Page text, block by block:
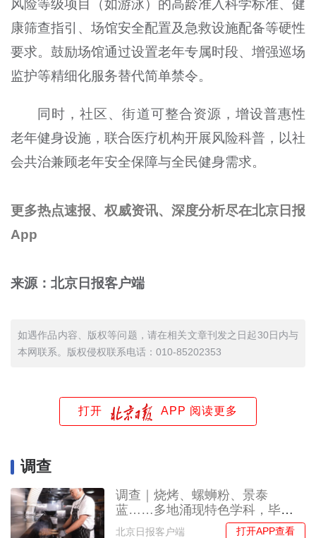
风险等级项目（如游泳）的高龄准入科学标准、健
康筛查指引、场馆安全配置及急救设施配备等硬性
要求。鼓励场馆通过设置老年专属时段、增强巡场
监护等精细化服务替代简单禁令。
同时，社区、街道可整合资源，增设普惠性
老年健身设施，联合医疗机构开展风险科普，以社
会共治兼顾老年安全保障与全民健身需求。
更多热点速报、权威资讯、深度分析尽在北京日报
App
来源：北京日报客户端
如遇作品内容、版权等问题，请在相关文章刊发之日起30日内与
本网联系。版权侵权联系电话：010-85202353
打开 APP 阅读更多
调查
调查｜烧烤、螺蛳粉、景泰
蓝……多地涌现特色学科，毕业
生都去哪工作？
北京日报客户端 打开APP查看